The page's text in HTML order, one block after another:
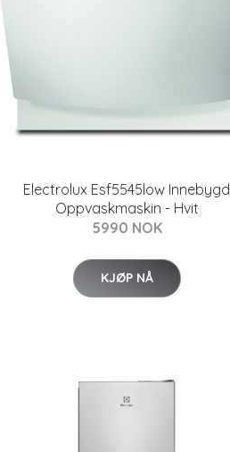
Electrolux Esf5545low Innebygd
Oppvaskmaskin - Hvit
5990 NOK
KJØP NÅ